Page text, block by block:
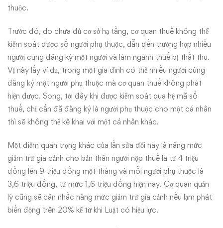
thuộc.
Trước đó, do chưa đủ cơ sở hạ tầng, cơ quan thuế không thể
kiểm soát được số người phụ thuộc, dẫn đến trường hợp nhiều
người cùng đăng ký một người và làm ngành thuế bị thất thu.
Vị này lấy ví dụ, trong một gia đình có thể nhiều người cùng
đăng ký một người phụ thuộc mà cơ quan thuế không phát
hiện được. Song, tới đây khi được kiểm soát qua hệ mã số
thuế, chỉ cần đã đăng ký là người phụ thuộc cho một cá nhân
thì sẽ không thể kê khai với một cá nhân khác.
Một điểm quan trọng khác của lần sửa đổi này là nâng mức
giảm trừ gia cảnh cho bản thân người nộp thuế là từ 4 triệu
đồng lên 9 triệu đồng một tháng và mỗi người phụ thuộc là
3,6 triệu đồng, từ mức 1,6 triệu đồng hiện nay. Cơ quan quản
lý cũng sẽ cân nhắc nâng mức giảm trừ gia cảnh nếu lạm phát
biến động trên 20% kể từ khi Luật có hiệu lực.